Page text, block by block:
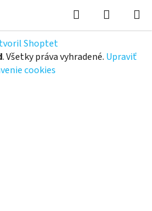
Hľadať
KOŠÍK
Shoptet
. Všetky práva vyhradené. Upraviť
cookies